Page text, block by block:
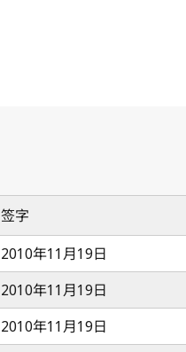
签字
2010年11月19日
2010年11月19日
2010年11月19日